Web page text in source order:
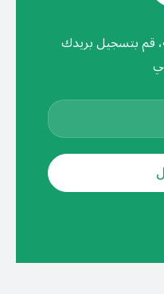
قم بتسجيل بريدك